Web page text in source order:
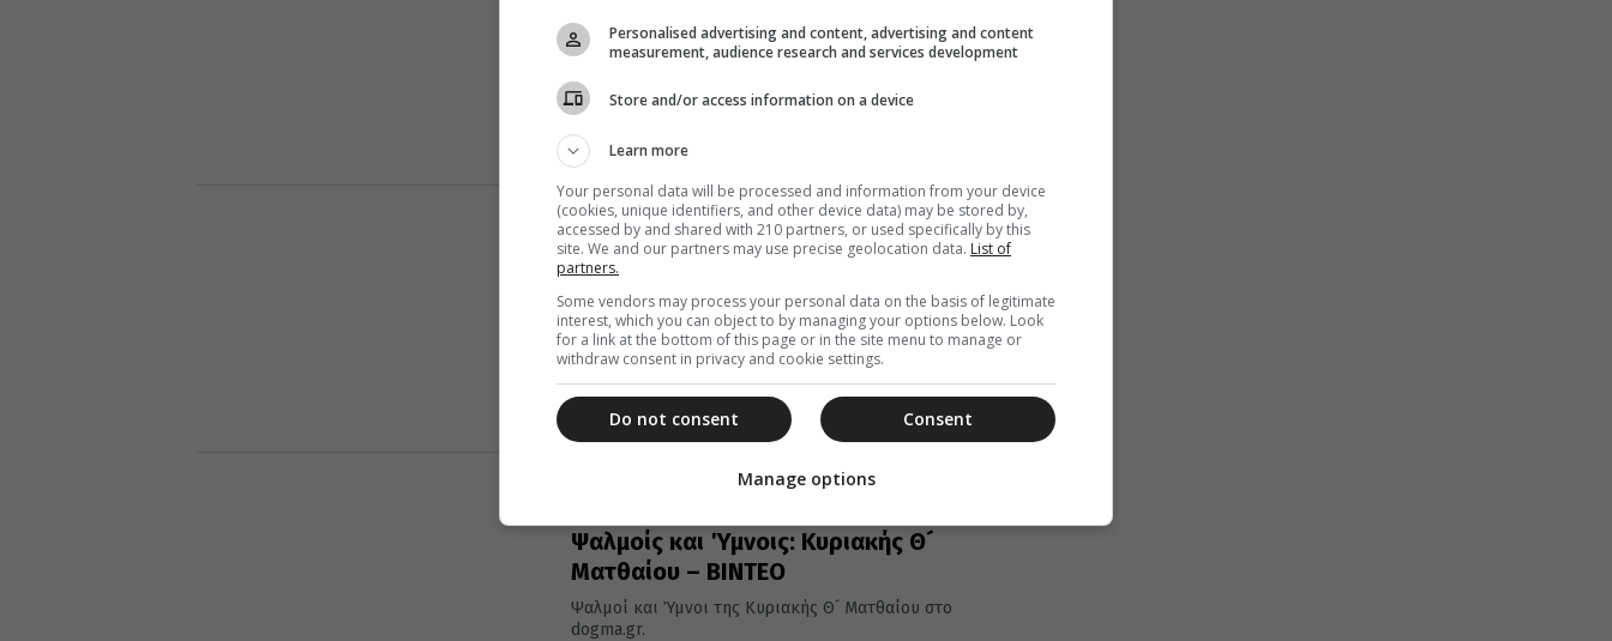
Ιωάννου Προδρόμου από τον Γεώργιο
Δεμελή – ΒΙΝΤΕΟ
Το Απολυτίκιο του Αγίου Ιωάννου του Προδρόμου από
28 Αυγούστου 2016
Ψαλμοίς και Ύμνοις: Κυριακὴ I
´Ματθαίου – ΒΙΝΤΕΟ
Ο Ύμνος Άξιον Εστίν σε Ήχο A’ και οι Αίνοι σε Ήχο Α’
της Κυριακής I’ Ματθαίου...
Ψαλμοίς και Ύμνοις: Κυριακής Θ´
Ματθαίου – ΒΙΝΤΕΟ
Ψαλμοί και Ύμνοι της Κυριακής Θ´ Ματθαίου στο
dogma.gr.
Personalised advertising and content, advertising and content
measurement, audience research and services development
Store and/or access information on a device
Learn more
Your personal data will be processed and information from your device
(cookies, unique identifiers, and other device data) may be stored by,
accessed by and shared with 210 partners, or used specifically by this
site. We and our partners may use precise geolocation data. List of
partners.
Some vendors may process your personal data on the basis of legitimate
interest, which you can object to by managing your options below. Look
for a link at the bottom of this page or in the site menu to manage or
withdraw consent in privacy and cookie settings.
Consent
Do not consent
Manage options